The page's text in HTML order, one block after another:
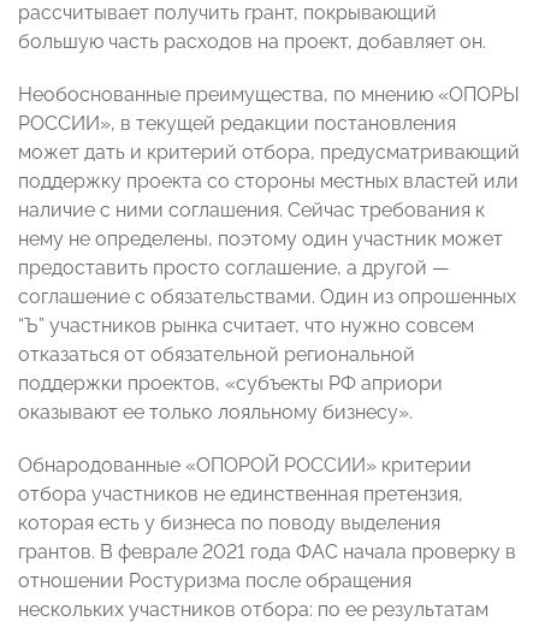
рассчитывает получить грант, покрывающий
большую часть расходов на проект, добавляет он.
Необоснованные преимущества, по мнению «ОПОРЫ
РОССИИ», в текущей редакции постановления
может дать и критерий отбора, предусматривающий
поддержку проекта со стороны местных властей или
наличие с ними соглашения. Сейчас требования к
нему не определены, поэтому один участник может
предоставить просто соглашение, а другой —
соглашение с обязательствами. Один из опрошенных
“Ъ” участников рынка считает, что нужно совсем
отказаться от обязательной региональной
поддержки проектов, «субъекты РФ априори
оказывают ее только лояльному бизнесу».
Обнародованные «ОПОРОЙ РОССИИ» критерии
отбора участников не единственная претензия,
которая есть у бизнеса по поводу выделения
грантов. В феврале 2021 года ФАС начала проверку в
отношении Ростуризма после обращения
нескольких участников отбора: по ее результатам